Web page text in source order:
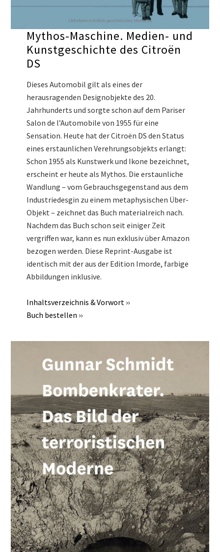
Mythos-Maschine. Medien- und
Kunstgeschichte des Citroën
DS
Dieses Automobil gilt als eines der
herausragenden Designobjekte des 20.
Jahrhunderts und sorgte schon auf dem Pariser
Salon de l’Automobile von 1955 für eine
Sensation. Heute hat der Citroën DS den Status
eines erstaunlichen Verehrungsobjekts erlangt:
Schon 1955 als Kunstwerk und Ikone bezeichnet,
erscheint er heute als Mythos. Die erstaunliche
Wandlung – vom Gebrauchsgegenstand aus dem
Industriedesgin zu einem metaphysischen Über-
Objekt – zeichnet das Buch materialreich nach.
Nachdem das Buch schon seit einiger Zeit
vergriffen war, kann es nun exklusiv über Amazon
bezogen werden. Diese Reprint-Ausgabe ist
identisch mit der aus der Edition Imorde, farbige
Abbildungen inklusive.
Inhaltsverzeichnis & Vorwort ››
Buch bestellen ››